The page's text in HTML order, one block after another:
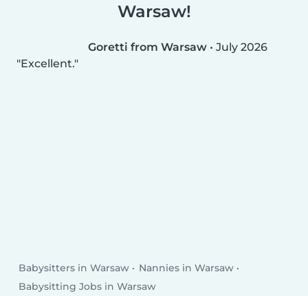
Warsaw!
Goretti from Warsaw • July 2026
Excellent.
Babysitters in Warsaw
Nannies in Warsaw
Babysitting Jobs in Warsaw